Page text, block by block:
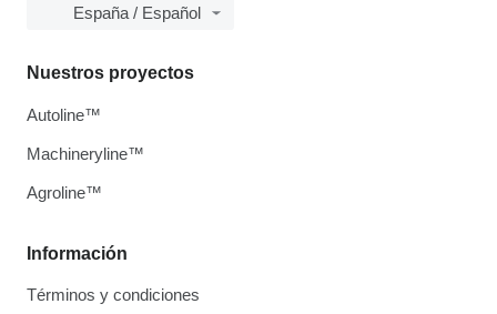
España / Español
Información
Términos y condiciones
Nuestros proyectos
Autoline™
Machineryline™
Agroline™